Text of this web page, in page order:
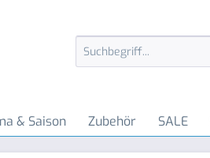
& Saison Zubehör SALE